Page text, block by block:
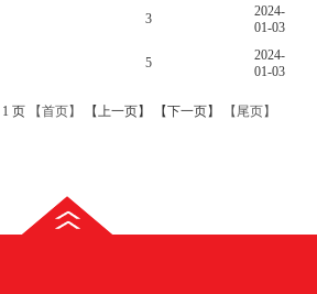
3
2024-
01-03
5
2024-
01-03
1 页 【首页】 【上一页】 【下一页】
【尾页】